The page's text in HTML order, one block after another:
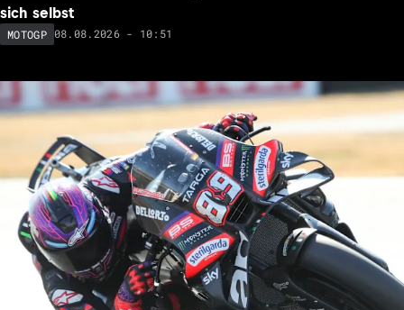
sich selbst
MOTOGP 08.08.2026 - 10:51